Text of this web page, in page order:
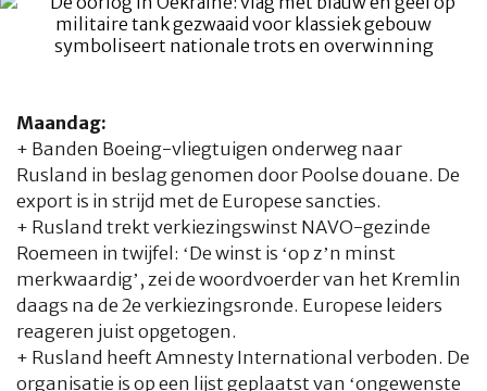
Maandag:
+ Banden Boeing-vliegtuigen onderweg naar
Rusland in beslag genomen door Poolse douane. De
export is in strijd met de Europese sancties.
+ Rusland trekt verkiezingswinst NAVO-gezinde
Roemeen in twijfel: ‘De winst is ‘op z’n minst
merkwaardig’, zei de woordvoerder van het Kremlin
daags na de 2e verkiezingsronde. Europese leiders
reageren juist opgetogen.
+ Rusland heeft Amnesty International verboden. De
organisatie is op een lijst geplaatst van ‘ongewenste